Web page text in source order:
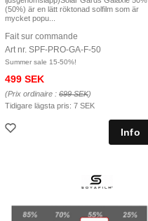
(50%) är en lätt röktonad solfilm som är
mycket popu...
Fait sur commande
Art nr. SPF-PRO-GA-F-50
Summer sale 15-50%!
499 SEK
(Prix ordinaire : 699 SEK)
Tidigare lägsta pris: 7 SEK